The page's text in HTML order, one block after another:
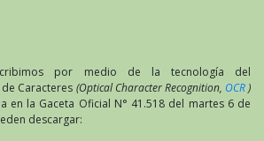
por medio de la tecnología del
Caracteres (Optical Character Recognition, OCR)
en la Gaceta Oficial N° 41.518 del martes 6 de
descargar: